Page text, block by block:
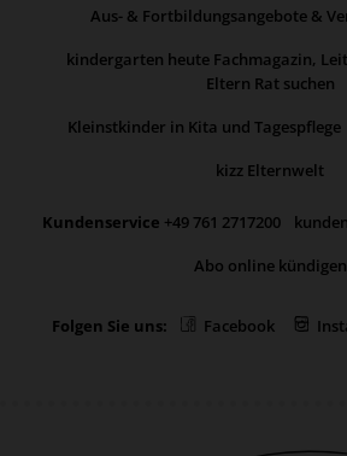
Aus- & Fortbildungsangebote &
kindergarten heute Fachmagazin,
Eltern Rat suchen
Kleinstkinder in Kita und Tagespflege
kizz Elternwelt
Kundenservice +49 761 2717200
Abo online kündigen
Folgen Sie uns: Facebook